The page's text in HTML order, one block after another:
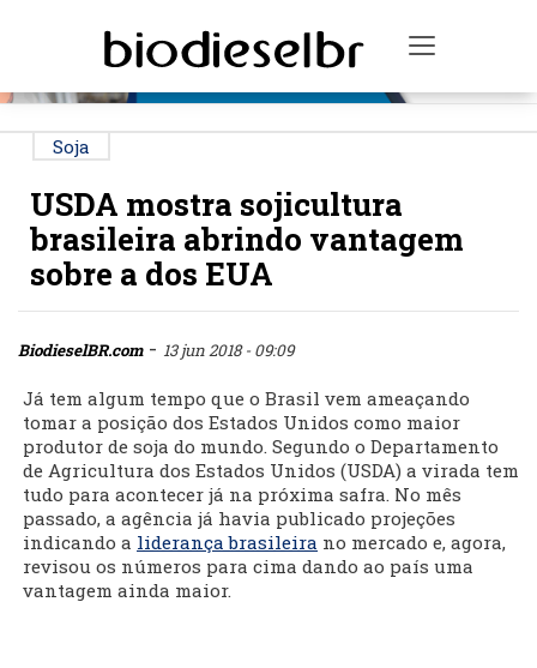
Toggle
Soja
USDA mostra sojicultura
brasileira abrindo vantagem
sobre a dos EUA
BiodieselBR.com- 13 jun 2018 - 09:09
Já tem algum tempo que o Brasil vem ameaçando
tomar a posição dos Estados Unidos como maior
produtor de soja do mundo. Segundo o Departamento
de Agricultura dos Estados Unidos (USDA) a virada tem
tudo para acontecer já na próxima safra. No mês
passado, a agência já havia publicado projeções
indicando a liderança brasileira no mercado e, agora,
revisou os números para cima dando ao país uma
vantagem ainda maior.